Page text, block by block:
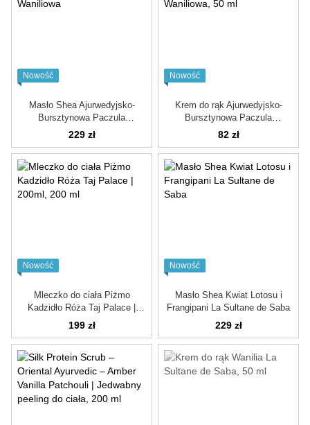
Nowość
Masło Shea Ajurwedyjsko-
Bursztynowa Paczula
Waniliowa
229 zł
Nowość
Krem do rąk Ajurwedyjsko-
Bursztynowa Paczula
Waniliowa
82 zł
Nowość
Mleczko do ciała Piżmo
Kadzidło Róża Taj Palace |
200ml
199 zł
Nowość
Masło Shea Kwiat Lotosu i
Frangipani La Sultane de Saba
229 zł